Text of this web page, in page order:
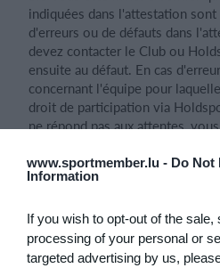
www.sportmember.lu - Do Not
Information
If you wish to opt-out of the sale,
processing of your personal or
targeted advertising by us,
indiquées dans l'attestation sont
d'erreurs ou de défauts dans
devez contacter le Club ou
ensuite au défaut. En cas
concernant l'équipe pour
droit de participation via
ne répond pas aux attentes,
immédiatement le Club, qui est
pour laquelle le droit de
Holdsport. Holdsport n'assume
l'équipe pour laquelle vous
participation via Holdsport ne
par ailleurs.